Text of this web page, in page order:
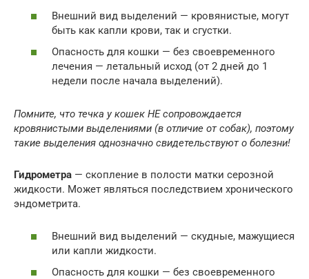
Внешний вид выделений — кровянистые, могут
быть как капли крови, так и сгустки.
Опасность для кошки — без своевременного
лечения — летальный исход (от 2 дней до 1
недели после начала выделений).
Помните, что течка у кошек НЕ сопровождается
кровянистыми выделениями (в отличие от собак), поэтому
такие выделения однозначно свидетельствуют о болезни!
Гидрометра — скопление в полости матки серозной
жидкости. Может являться последствием хронического
эндометрита.
Внешний вид выделений — скудные, мажущиеся
или капли жидкости.
Опасность для кошки — без своевременного